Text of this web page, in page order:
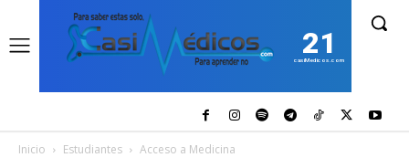
21
casiMedicos.com
Inicio Estudiantes Acceso a Medicina